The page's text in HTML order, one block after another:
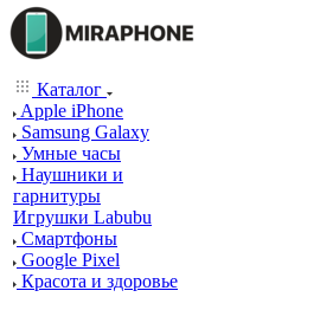
Каталог
Apple iPhone
Samsung Galaxy
Умные часы
Наушники и
гарнитуры
Игрушки Labubu
Смартфоны
Google Pixel
Красота и здоровье